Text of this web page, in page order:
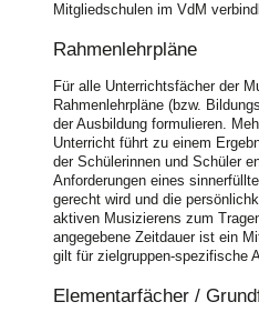
Mitgliedschulen im VdM
Rahmenlehrpläne
Für alle Unterrichtsfächer der
Rahmenlehrpläne (bzw.
der Ausbildung formulieren.
Unterricht führt zu einem
der Schülerinnen und Schüler
Anforderungen eines
gerecht wird und die
aktiven Musizierens zum
angegebene Zeitdauer ist ein
gilt für zielgruppen-spezifische
Elementarfächer /